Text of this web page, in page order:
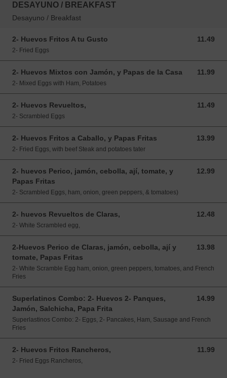
DESAYUNO / BREAKFAST
Desayuno / Breakfast
2- Huevos Fritos A tu Gusto 11.49
11.49 USD
2- Fried Eggs
2- Huevos Mixtos con Jamón, y Papas de la Casa 11.99
11.99 USD
2- Mixed Eggs with Ham, Potatoes
2- Huevos Revueltos, 11.49
11.49 USD
2- Scrambled Eggs
2- Huevos Fritos a Caballo, y Papas Fritas 13.99
13.99 USD
2- Fried Eggs, with beef Steak and potatoes tater
2- huevos Perico, jamón, cebolla, ají, tomate, y
Papas Fritas
12.99
12.99 USD
2- Scrambled Eggs, ham, onion, green peppers, & tomatoes)
2- huevos Revueltos de Claras, 12.48
12.48 USD
2- White Scrambled egg,
2-Huevos Perico de Claras, jamón, cebolla, ají y
tomate, Papas Fritas
13.98
13.98 USD
2- White Scramble Egg ham, onion, green peppers, tomatoes, and French
Fries
Superlatinos Combo: 2- Huevos 2- Panques,
Jamón, Salchicha, Papa Frita
14.99
14.99 USD
Superlastinos Combo: 2- Eggs, 2- Pancakes, Ham, Sausage and French
Fries
2- Huevos Fritos Rancheros, 11.99
11.99 USD
2- Fried Eggs Rancheros,